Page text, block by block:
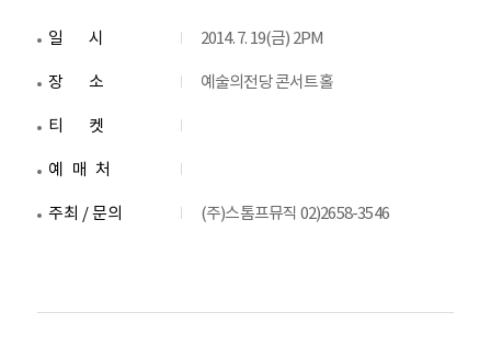
일시 2014. 7. 19(금) 2PM
장소 예술의전당 콘서트홀
티켓
예매처
주최 / 문의 (주)스톰프뮤직 02)2658-3546